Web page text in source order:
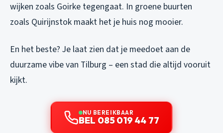
wijken zoals Goirke tegengaat. In groene buurten
zoals Quirijnstok maakt het je huis nog mooier.
En het beste? Je laat zien dat je meedoet aan de
duurzame vibe van Tilburg – een stad die altijd vooruit
kijkt.
NU BEREIKBAAR
BEL 085 019 44 77